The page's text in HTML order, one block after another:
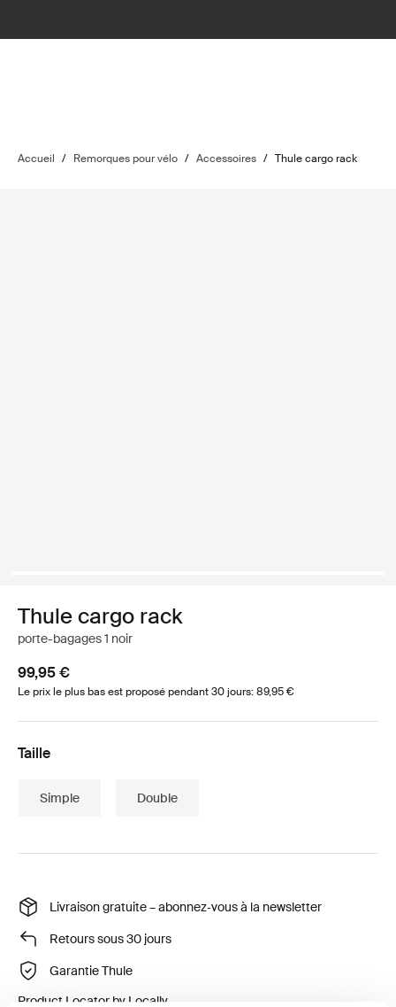
Accueil / Remorques pour vélo / Accessoires / Thule cargo rack
Thule cargo rack
porte-bagages 1 noir
99,95 €
Le prix le plus bas est proposé pendant 30 jours: 89,95 €
Taille
Simple Double
Livraison gratuite – abonnez‑vous à la newsletter
Retours sous 30 jours
Garantie Thule
Product Locator by Locally